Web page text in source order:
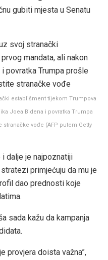
gubiti mjesta u Senatu
establišment tijekom Trumpova
Joea Bidena i povratka Trumpa
stranačke vođe (AFP putem Getty
dalje je najpoznatiji
primjećuju da mu je
dao prednosti koje
sada kažu da kampanja
provjera doista važna”,